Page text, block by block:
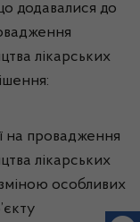
додавалися до
лікарських
на провадження
лікарських
зміною особливих